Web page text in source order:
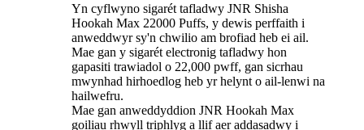
Yn cyflwyno sigarét tafladwy JNR Shisha
Hookah Max 22000 Puffs, y dewis perffaith i
anweddwyr sy'n chwilio am brofiad heb ei ail.
Mae gan y sigarét electronig tafladwy hon
gapasiti trawiadol o 22,000 pwff, gan sicrhau
mwynhad hirhoedlog heb yr helynt o ail-lenwi na
hailwefru.
Mae gan anweddyddion JNR Hookah Max
goiliau rhwyll triphlyg a llif aer addasadwy i